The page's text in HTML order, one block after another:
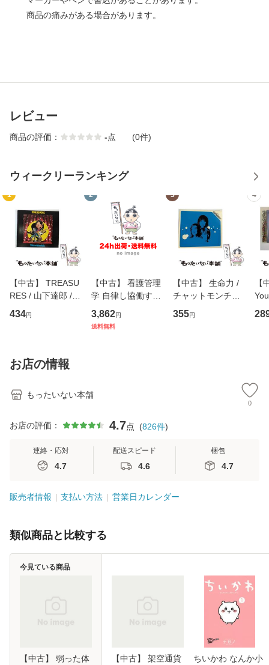
商品の痛みがある場合があります。
レビュー
商品の評価： -点 (0件)
ウィークリーランキング
1
【中古】 TREASU
RES / 山下達郎 /
イーストウエス
ト・ジャパン [CD]
434円
2
【中古】 看護管理
学 自律し協働する
専門職の看護マネ
ジメントスキル 改
3,862円
送料無料
3
【中古】 生命力 /
チャットモンチー /
キューンレコード
[CD]【メール便送
355円
4
【
のが
お店の情報
もったいない本舗
0
お店の評価： 4.7点 (826件)
連絡・応対
4.7
配送スピード
4.6
梱包
4.7
販売者情報 支払い方法 営業日カレンダー
類似商品と比較する
【中古】 弱った体
今見ている商品
【中古】 架空通貨
ちいかわ なんか小